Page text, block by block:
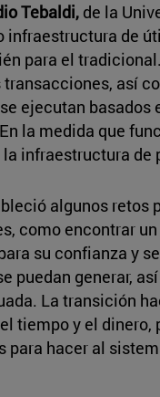
Tebaldi, de la
infraestructura de
para el
así
ejecutan basados
la medida que
infraestructura de
algunos retos
como encontrar
su confianza y
puedan generar,
La transición
tiempo y el
para hacer al